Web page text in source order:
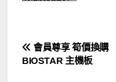
文會員尊享 筍價換購
BIOSTAR 主機板